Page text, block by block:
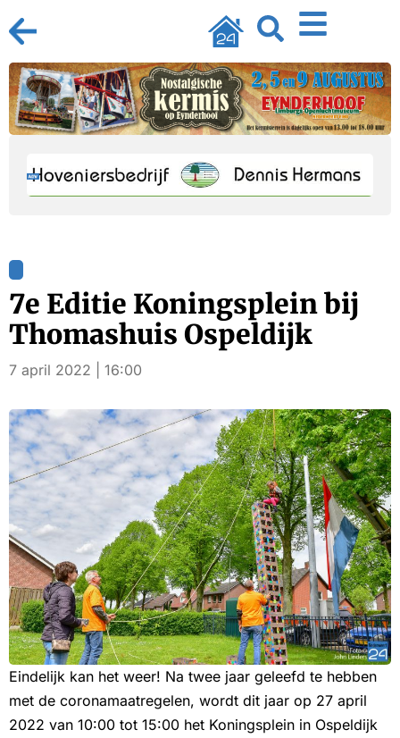
7e Editie Koningsplein bij
Thomashuis Ospeldijk
7 april 2022 | 16:00
Eindelijk kan het weer! Na twee jaar geleefd te hebben
met de coronamaatregelen, wordt dit jaar op 27 april
2022 van 10:00 tot 15:00 het Koningsplein in Ospeldijk